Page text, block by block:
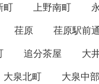
町 上野南町
荏原
荏原駅前
追分茶屋 大
大泉北町
大泉中部